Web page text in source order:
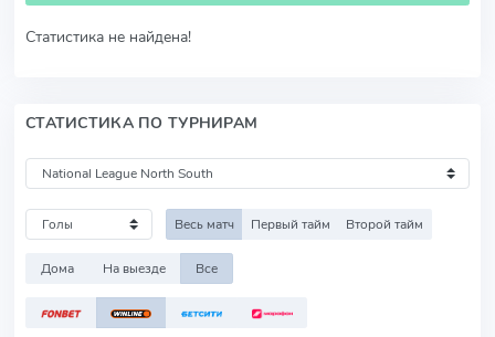
Статистика не найдена!
СТАТИСТИКА ПО ТУРНИРАМ
Весь матч Первый тайм Второй тайм
Дома На выезде Все